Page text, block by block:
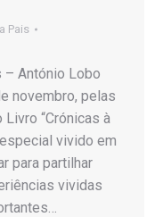
Pais
– António Lobo
novembro, pelas
“Crónicas à
vivido em
para partilhar
vividas